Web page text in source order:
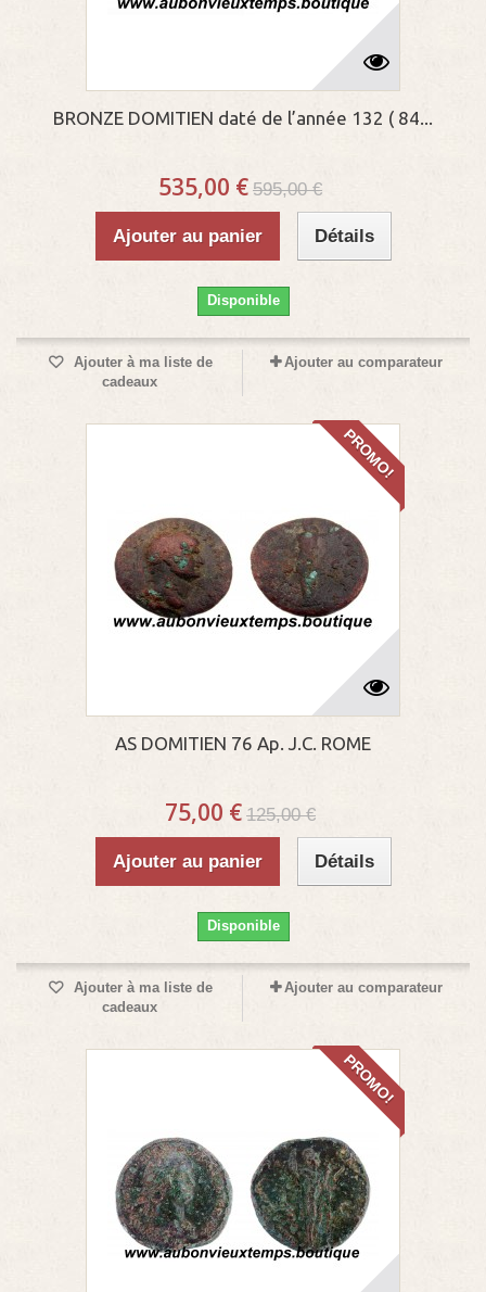
BRONZE DOMITIEN daté de l’année 132 ( 84...
535,00 € 595,00 €
Ajouter au panier Détails
Disponible
Ajouter à ma liste de
cadeaux
Ajouter au comparateur
PROMO!
AS DOMITIEN 76 Ap. J.C. ROME
75,00 € 125,00 €
Ajouter au panier Détails
Disponible
Ajouter à ma liste de
cadeaux
Ajouter au comparateur
PROMO!